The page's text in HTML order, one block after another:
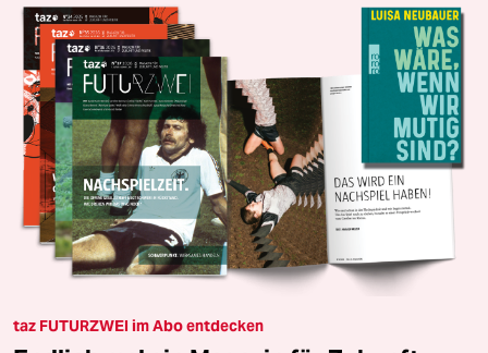
taz FUTURZWEI im Abo entdecken